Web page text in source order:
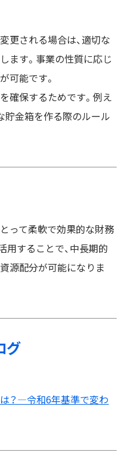
更される場合は、適切な
ます。事業の性質に応じ
可能です。
確保するためです。例え
貯金箱を作る際のルール
って柔軟で効果的な財務
用することで、中長期的
源配分が可能になりま
グ
？―令和6年基準で変わ